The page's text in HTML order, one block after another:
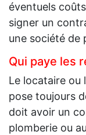
éventuels
signer un
une société de
Qui paye les
Le locataire ou
pose toujours
doit avoir un
plomberie ou